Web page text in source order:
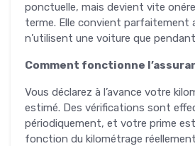
ponctuelle, mais devient vite
terme. Elle convient parfaitement
n’utilisent une voiture que
Comment fonctionne
Vous déclarez à l’avance votre
estimé. Des vérifications sont
périodiquement, et votre prime
fonction du kilométrage